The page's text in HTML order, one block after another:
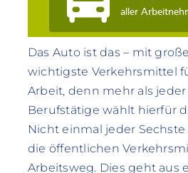
Das Auto ist das – mit
wichtigste Verkehrsmittel
Arbeit, denn mehr als
Berufstätige wählt hierfür
Nicht einmal jeder
die öffentlichen
Arbeitsweg. Dies geht aus